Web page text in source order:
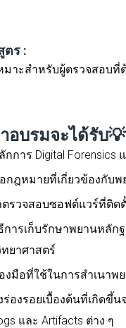
ตร :
มาะสำหรับผู้ตรวจสอบที่
อบรมจะได้รับ💡
กการ Digital
กฎหมายที่เกี่ยวข้องกับ
รวจสอบซอฟต์แวร์ที่ติด
การเก็บรักษาพยานหลั
ยาศาสตร์
งมือที่ใช้ในการสำเนาพ
ร่องรอยเบื้องต้นที่เกิดขึ้
และ Artifacts ต่าง ๆ